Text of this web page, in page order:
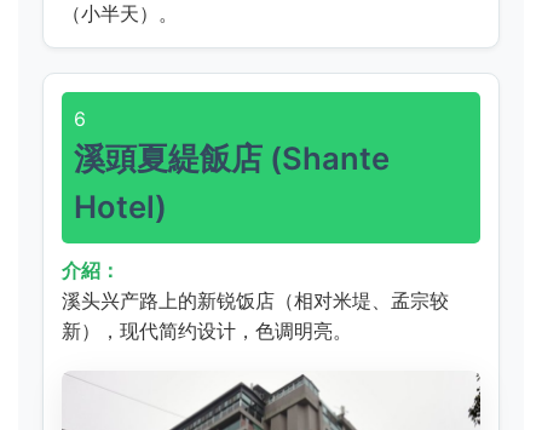
（小半天）。
6
溪頭夏緹飯店 (Shante
Hotel)
介紹：
溪头兴产路上的新锐饭店（相对米堤、孟宗较
新），现代简约设计，色调明亮。